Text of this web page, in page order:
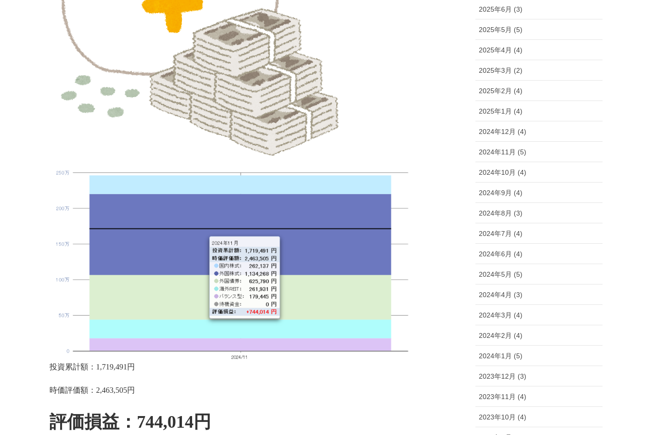
投資累計額：1,719,491円
時価評価額：2,463,505円
評価損益：744,014円
2025年6月 (3)
2025年5月 (5)
2025年4月 (4)
2025年3月 (2)
2025年2月 (4)
2025年1月 (4)
2024年12月 (4)
2024年11月 (5)
2024年10月 (4)
2024年9月 (4)
2024年8月 (3)
2024年7月 (4)
2024年6月 (4)
2024年5月 (5)
2024年4月 (3)
2024年3月 (4)
2024年2月 (4)
2024年1月 (5)
2023年12月 (3)
2023年11月 (4)
2023年10月 (4)